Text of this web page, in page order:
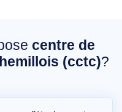
centre de
(cctc)?